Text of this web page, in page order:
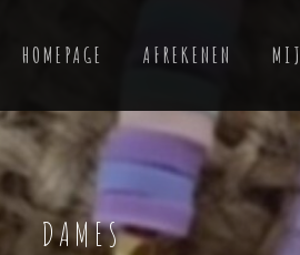
HOMEPAGE AFREKENEN
DAMES